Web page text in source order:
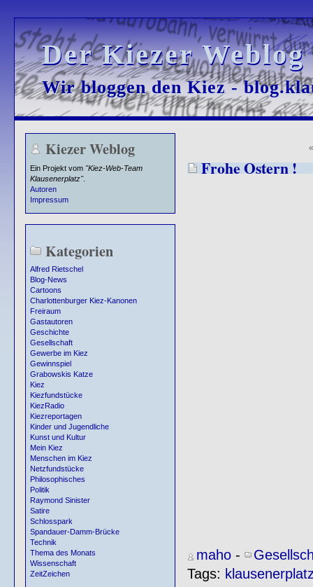
Der Kiezer
Der Kiezer
Wir bloggen den Kiez -
Wir bloggen den Kiez -
Kiezer Weblog
Ein Projekt vom "Kiez-Web-Team
Klausenerplatz".
Autoren
Impressum
Kategorien
Alfred Rietschel
Blog-News
Cartoons
Charlottenburger Kiez-Kanonen
Freiraum
Gastautoren
Geschichte
Gesellschaft
Gewerbe im Kiez
Gewinnspiel
Grabowskis Katze
Kiez
Kiezfundstücke
KiezRadio
Kiezreportagen
Kinder und Jugendliche
Kunst und Kultur
Mein Kiez
Menschen im Kiez
Netzfundstücke
Philosophisches
Politik
Raymond Sinister
Satire
Schlosspark
Spandauer-Damm-Brücke
Technik
Thema des Monats
Wissenschaft
ZeitZeichen
Frohe Ostern !
maho-
Tags: